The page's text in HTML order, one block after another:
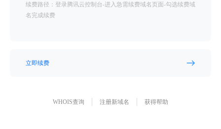
续费路径：登录腾讯云控制台-进入急需续费域名页面-勾选续费域
名完成续费
立即续费
WHOIS查询 注册新域名 获得帮助